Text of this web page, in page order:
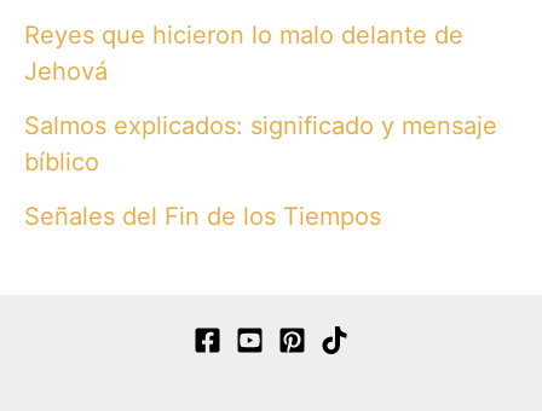
Reyes que hicieron lo malo delante de
Jehová
Salmos explicados: significado y mensaje
bíblico
Señales del Fin de los Tiempos